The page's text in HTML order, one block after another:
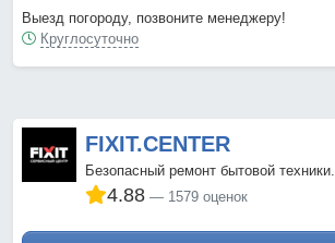
Выезд погороду, позвоните менеджеру!
Круглосуточно
FIXIT.CENTER
Безопасный ремонт бытовой техники.
4.88 1579 оценок